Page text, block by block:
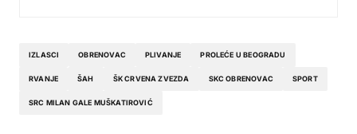
IZLASCI OBRENOVAC PLIVANJE PROLEĆE U BEOGRADU
RVANJE ŠAH ŠK CRVENA ZVEZDA SKC OBRENOVAC SPORT
SRC MILAN GALE MUŠKATIROVIĆ